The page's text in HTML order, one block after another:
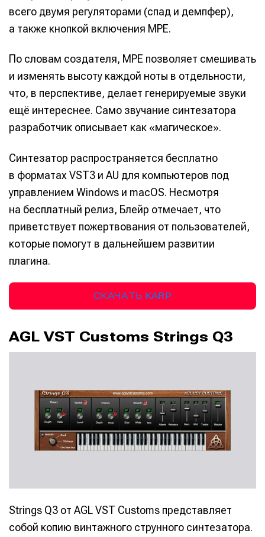
Информация
О проекте Реклама
Редакционная политика (в разработке)
Предложение новостей Помощь проекту
Информация
О проекте Реклама
Редакционная политика (в разработке)
Предложение новостей Помощь проекту
всего двумя регуляторами (спад и демпфер),
а также кнопкой включения MPE.
По словам создателя, MPE позволяет смешивать
и изменять высоту каждой ноты в отдельности,
что, в перспективе, делает генерируемые звуки
ещё интереснее. Само звучание синтезатора
разработчик описывает как «магическое».
Синтезатор распространяется бесплатно
в форматах VST3 и AU для компьютеров под
управлением Windows и macOS. Несмотря
на бесплатный релиз, Блейр отмечает, что
приветствует пожертвования от пользователей,
которые помогут в дальнейшем развитии
плагина.
СКАЧАТЬ KARP
AGL VST Customs Strings Q3
Strings Q3 от AGL VST Customs представляет
собой копию винтажного струнного синтезатора.